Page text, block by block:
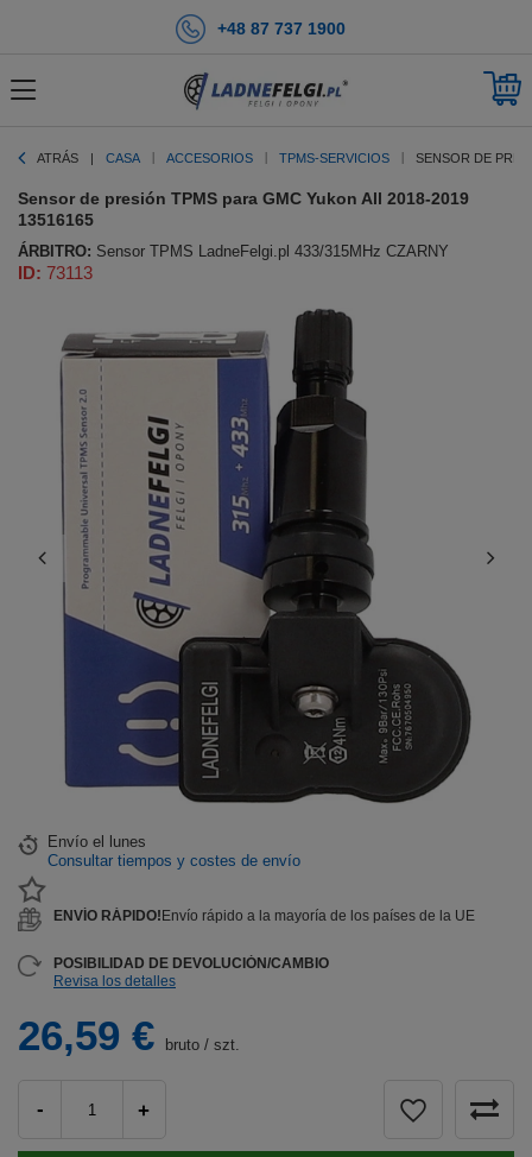
+48 87 737 1900
ATRÁS CASA ACCESORIOS TPMS-SERVICIOS SENSOR DE
Sensor de presión TPMS para GMC Yukon All 2018-2019
13516165
ÁRBITRO: Sensor TPMS LadneFelgi.pl 433/315MHz CZARNY
ID: 73113
26,59 € bruto / szt.
- +
Envío el lunes
Consultar tiempos y costes de envío
ENVÍO RÁPIDO! Envío rápido a la mayoría de los países de la UE
POSIBILIDAD DE DEVOLUCIÓN/CAMBIO
Revisa los detalles